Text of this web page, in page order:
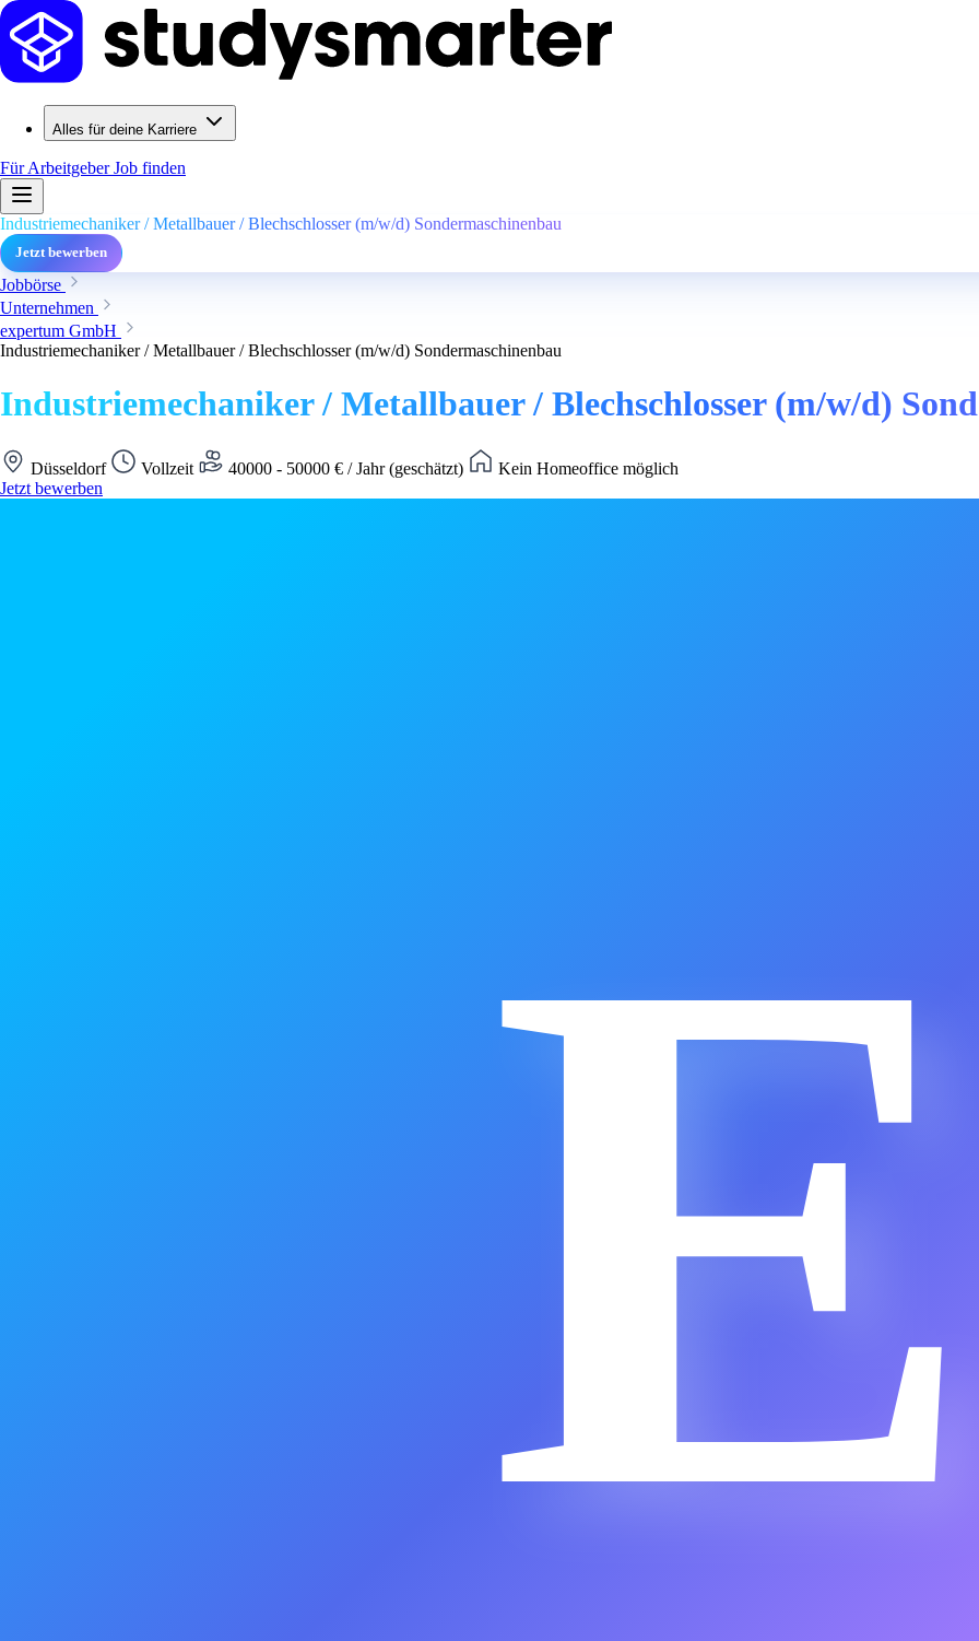
Alles für deine Karriere
Für ArbeitgeberJob finden
Industriemechaniker / Metallbauer / Blechschlosser (m/w/d) Sondermaschinenbau
Jetzt bewerben
Jobbörse
Unternehmen
expertum GmbH
Industriemechaniker / Metallbauer / Blechschlosser (m/w/d) Sondermaschinenbau
Industriemechaniker / Metallbauer / Blechschlosser (m/w/d)
Düsseldorf Vollzeit 40000 - 50000 € / Jahr (geschätzt)
Kein Homeoffice möglich
Jetzt bewerben
E